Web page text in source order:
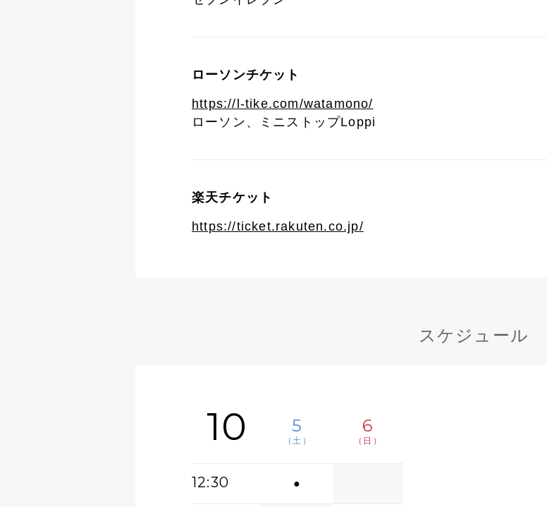
ローソンチケット
https://l-tike.com/watamono/
ローソン、ミニストップLoppi
楽天チケット
https://ticket.rakuten.co.jp/
スケジュール
10 5
（土）
6
（日）
12:30 ●